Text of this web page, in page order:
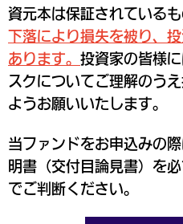
資元本は保証されているも
下落により損失を被り、
あります。 投資家の皆様
スクについてご理解のう
ようお願いいたします。
当ファンドをお申込みの
明書（交付目論見書）を
でご判断ください。